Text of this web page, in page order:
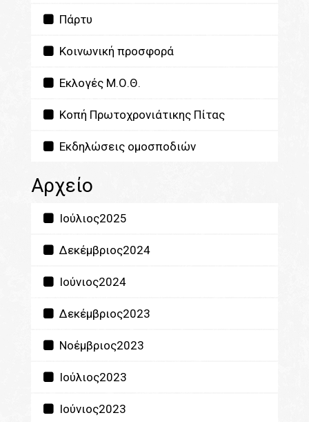
Πάρτυ
Κοινωνική προσφορά
Εκλογές Μ.Ο.Θ.
Κοπή Πρωτοχρονιάτικης Πίτας
Εκδηλώσεις ομοσποδιών
Αρχείο
Ιούλιος2025
Δεκέμβριος2024
Ιούνιος2024
Δεκέμβριος2023
Νοέμβριος2023
Ιούλιος2023
Ιούνιος2023